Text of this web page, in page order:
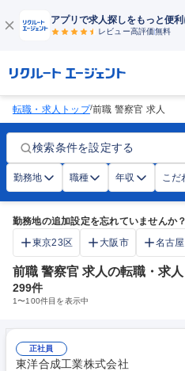
アプリで求人探しをもっと便利
レビュー高評価無料
転職・求人トップ/前職 警察官 求人
検索条件を設定する
勤務地 職種 年収 こだ
勤務地の追加設定を忘れていませんか？
東京23区
大阪市 名古
前職 警察官 求人の転職・求
299件
1〜100件目を表示中
正社員
東洋合成工業株式会社